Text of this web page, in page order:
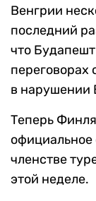
Венгрии
последний
что
переговорах
в нарушении
Теперь
официальное
членстве
этой неделе.